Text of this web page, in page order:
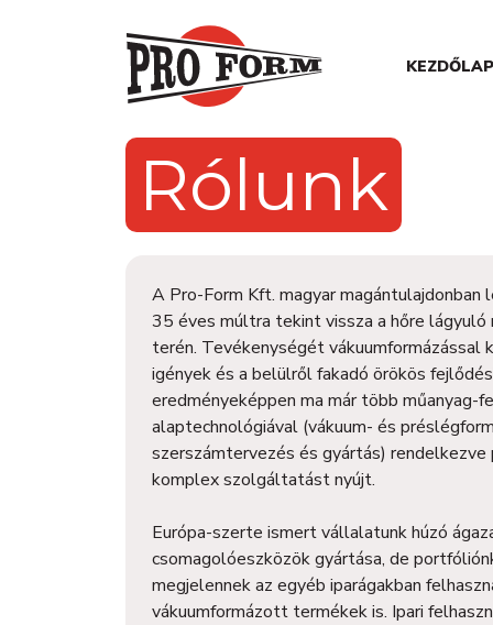
KEZDŐLAP
Rólunk
A Pro-Form Kft. magyar
35 éves múltra tekint vissza a hőre
terén. Tevékenységét vákuumformázással
igények és a belülről fakadó örökös
eredményeképpen ma már több műanyag-
alaptechnológiával (vákuum- és
szerszámtervezés és gyártás)
komplex szolgáltatást nyújt.
Európa-szerte ismert vállalatunk húzó
csomagolóeszközök gyártása, de
megjelennek az egyéb iparágakban
vákuumformázott termékek is. Ipari